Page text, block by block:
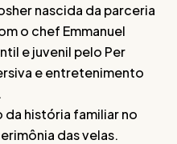
nascida da parceria
o chef Emmanuel
e juvenil pelo Per
e entretenimento
história familiar no
das velas.